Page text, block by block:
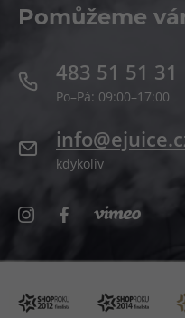
Pomůžeme
483 51 51 31
Po–Pá: 09:00–17:00
kdykoliv